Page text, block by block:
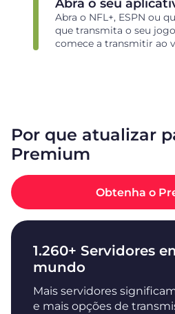
Abra o seu
Abra o NFL+, ESPN ou
que transmita o seu
comece a transmitir ao
Por que atualizar
Premium
Obtenha o
1.260+ Servidores
mundo
Mais servidores
e mais opções de